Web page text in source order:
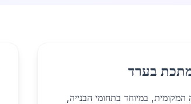
מתכת בערד
במיוחד בתחומי הבנייה,